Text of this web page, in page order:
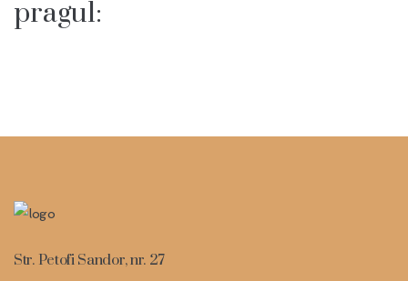
pragul:
Str. Petofi Sandor, nr. 27